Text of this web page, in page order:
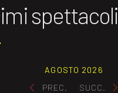
spettacoli
PREC.
AGOSTO 2026
SUCC.